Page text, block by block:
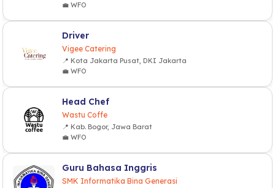
💼 WFO
Driver
Vigee Catering
📍 Kota Jakarta Pusat, DKI Jakarta
💼 WFO
Head Chef
Wastu Coffe
📍 Kab. Bogor, Jawa Barat
💼 WFO
Guru Bahasa Inggris
SMK Informatika Bina Generasi